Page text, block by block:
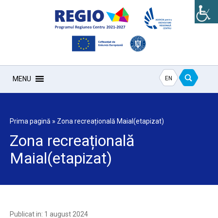
MENU EN
Prima pagină » Zona recreațională Maial(etapizat)
Zona recreațională
Maial(etapizat)
Publicat in: 1 august 2024